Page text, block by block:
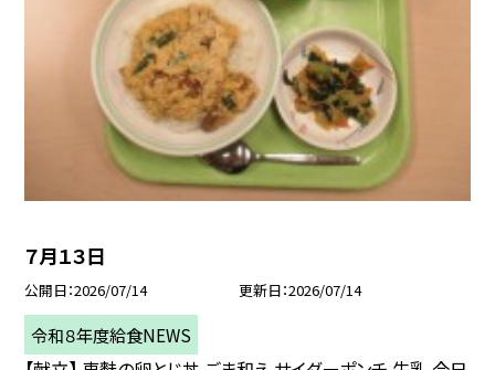
７月１３日
公開日 2026/07/14 更新日 2026/07/14
令和８年度給食NEWS